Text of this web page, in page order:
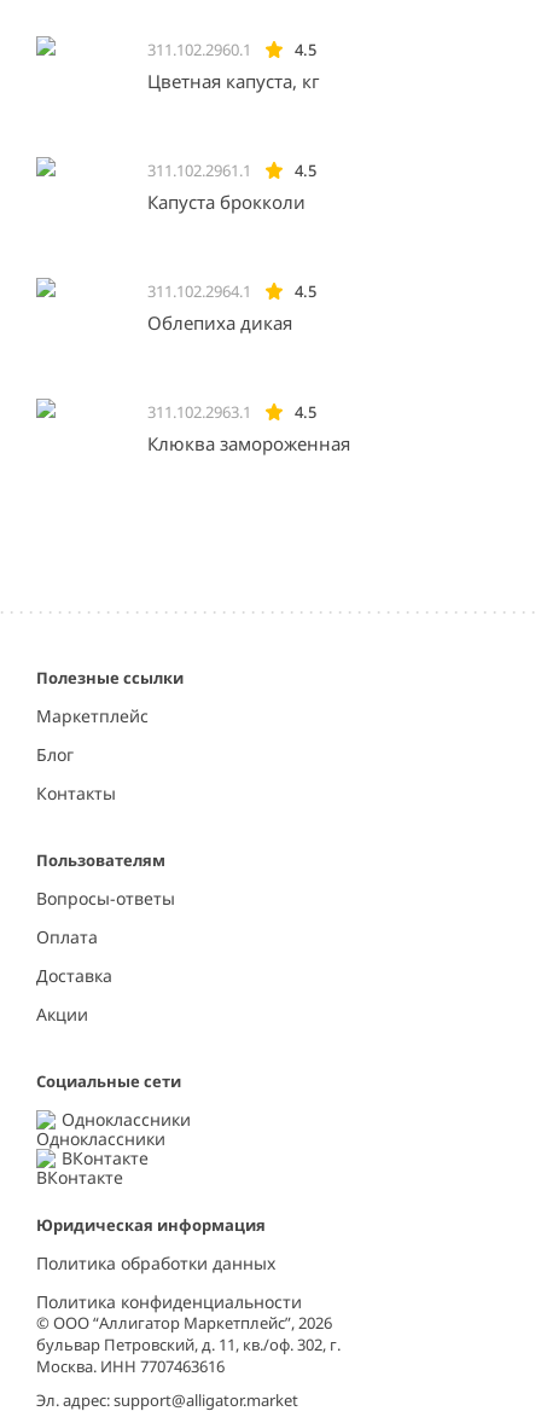
311.102.2960.1 4.5
Цветная капуста, кг
311.102.2961.1 4.5
Капуста брокколи
311.102.2964.1 4.5
Облепиха дикая
311.102.2963.1 4.5
Клюква замороженная
Полезные ссылки
Маркетплейс
Блог
Контакты
Пользователям
Вопросы-ответы
Оплата
Доставка
Акции
Социальные сети
Одноклассники
ВКонтакте
Юридическая информация
Политика обработки данных
Политика конфиденциальности
© ООО “Аллигатор Маркетплейс”, 2026
бульвар Петровский, д. 11, кв./оф. 302, г.
Москва. ИНН 7707463616
Эл. адрес:support@alligator.market